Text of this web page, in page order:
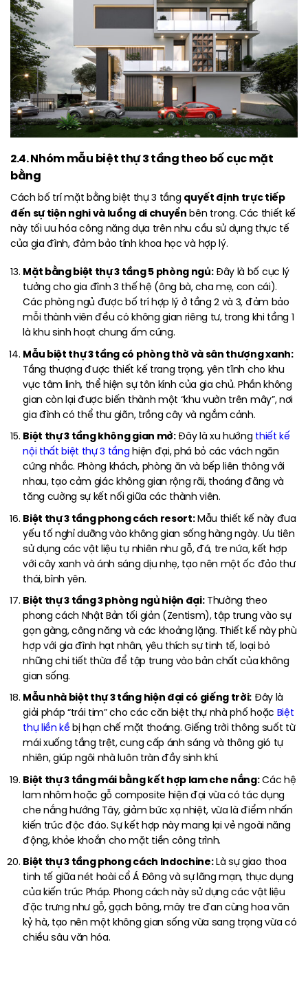
2.4. Nhóm mẫu biệt thự 3 tầng theo bố cục mặt
bằng
Cách bố trí mặt bằng biệt thự 3 tầng quyết định trực tiếp
đến sự tiện nghi và luồng di chuyểnbên trong. Các thiết kế
này tối ưu hóa công năng dựa trên nhu cầu sử dụng thực tế
của gia đình, đảm bảo tính khoa học và hợp lý.
Mặt bằng biệt thự 3 tầng 5 phòng ngủ:Đây là bố cục lý
tưởng cho gia đình 3 thế hệ (ông bà, cha mẹ, con cái).
Các phòng ngủ được bố trí hợp lý ở tầng 2 và 3, đảm bảo
mỗi thành viên đều có không gian riêng tư, trong khi tầng 1
là khu sinh hoạt chung ấm cúng.
Mẫu biệt thự 3 tầng có phòng thờ và sân thượng xanh:
Tầng thượng được thiết kế trang trọng, yên tĩnh cho khu
vực tâm linh, thể hiện sự tôn kính của gia chủ. Phần không
gian còn lại được biến thành một “khu vườn trên mây”, nơi
gia đình có thể thư giãn, trồng cây và ngắm cảnh.
Biệt thự 3 tầng không gian mở:Đây là xu hướng thiết kế
nội thất biệt thự 3 tầnghiện đại, phá bỏ các vách ngăn
cứng nhắc. Phòng khách, phòng ăn và bếp liên thông với
nhau, tạo cảm giác không gian rộng rãi, thoáng đãng và
tăng cường sự kết nối giữa các thành viên.
Biệt thự 3 tầng phong cách resort:Mẫu thiết kế này đưa
yếu tố nghỉ dưỡng vào không gian sống hàng ngày. Ưu tiên
sử dụng các vật liệu tự nhiên như gỗ, đá, tre nứa, kết hợp
với cây xanh và ánh sáng dịu nhẹ, tạo nên một ốc đảo thư
thái, bình yên.
Biệt thự 3 tầng 3 phòng ngủ hiện đại:Thường theo
phong cách Nhật Bản tối giản (Zentism), tập trung vào sự
gọn gàng, công năng và các khoảng lặng. Thiết kế này phù
hợp với gia đình hạt nhân, yêu thích sự tinh tế, loại bỏ
những chi tiết thừa để tập trung vào bản chất của không
gian sống.
Mẫu nhà biệt thự 3 tầng hiện đại có giếng trời: Đây là
giải pháp “trái tim” cho các căn biệt thự nhà phố hoặc Biệt
thự liền kềbị hạn chế mặt thoáng. Giếng trời thông suốt từ
mái xuống tầng trệt, cung cấp ánh sáng và thông gió tự
nhiên, giúp ngôi nhà luôn tràn đầy sinh khí.
Biệt thự 3 tầng mái bằng kết hợp lam che nắng:Các hệ
lam nhôm hoặc gỗ composite hiện đại vừa có tác dụng
che nắng hướng Tây, giảm bức xạ nhiệt, vừa là điểm nhấn
kiến trúc độc đáo. Sự kết hợp này mang lại vẻ ngoài năng
động, khỏe khoắn cho mặt tiền công trình.
Biệt thự 3 tầng phong cách Indochine:Là sự giao thoa
tinh tế giữa nét hoài cổ Á Đông và sự lãng mạn, thực dụng
của kiến trúc Pháp. Phong cách này sử dụng các vật liệu
đặc trưng như gỗ, gạch bông, mây tre đan cùng hoa văn
kỷ hà, tạo nên một không gian sống vừa sang trọng vừa có
chiều sâu văn hóa.